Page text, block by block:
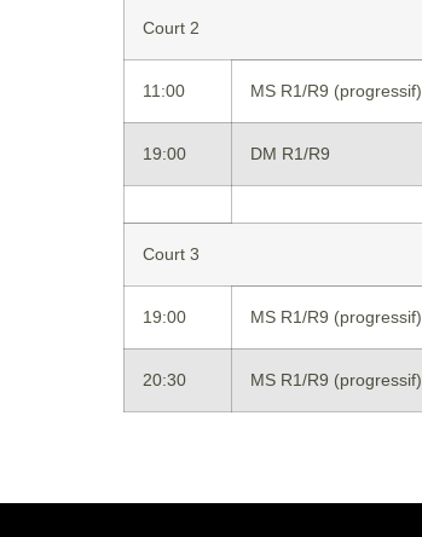
Court 2
11:00 MS R1/R9 (progressif)
19:00 DM R1/R9
Court 3
19:00 MS R1/R9 (progressif)
20:30 MS R1/R9 (progressif)